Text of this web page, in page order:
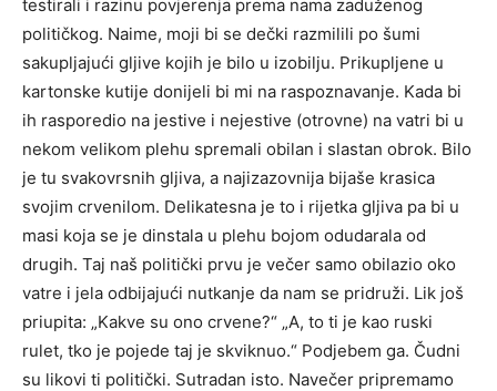
testirali i razinu povjerenja prema nama zaduženog
političkog. Naime, moji bi se dečki razmilili po šumi
sakupljajući gljive kojih je bilo u izobilju. Prikupljene u
kartonske kutije donijeli bi mi na raspoznavanje. Kada bi
ih rasporedio na jestive i nejestive (otrovne) na vatri bi u
nekom velikom plehu spremali obilan i slastan obrok. Bilo
je tu svakovrsnih gljiva, a najizazovnija bijaše krasica
svojim crvenilom. Delikatesna je to i rijetka gljiva pa bi u
masi koja se je dinstala u plehu bojom odudarala od
drugih. Taj naš politički prvu je večer samo obilazio oko
vatre i jela odbijajući nutkanje da nam se pridruži. Lik još
priupita: „Kakve su ono crvene?“ „A, to ti je kao ruski
rulet, tko je pojede taj je skviknuo.“ Podjebem ga. Čudni
su likovi ti politički. Sutradan isto. Navečer pripremamo